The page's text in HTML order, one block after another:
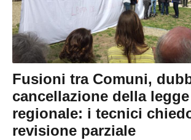
Fusioni tra Comuni,
cancellazione della legge
regionale: i tecnici
revisione parziale